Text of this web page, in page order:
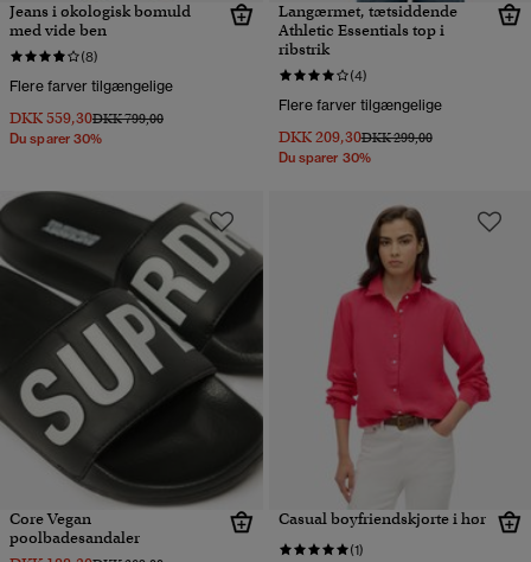
Jeans i økologisk bomuld
med vide ben
(8)
Flere farver tilgængelige
DKK 559,30Pris nedsat fra
DKK 799,00til
Du sparer 30%
Langærmet, tætsiddende
Athletic Essentials top i
ribstrik
(4)
Flere farver tilgængelige
DKK 209,30Pris nedsat fra
DKK 299,00til
Du sparer 30%
Core Vegan
poolbadesandaler
Casual boyfriendskjorte i hør
(1)